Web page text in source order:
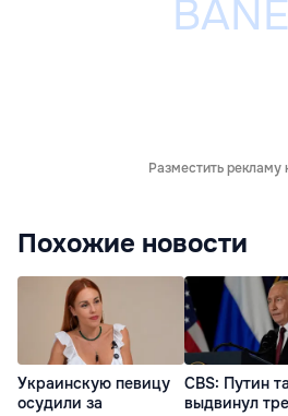
Разместить рекламу
Похожие новости
Украинскую певицу
осудили за
CBS: Путин
выдвинул